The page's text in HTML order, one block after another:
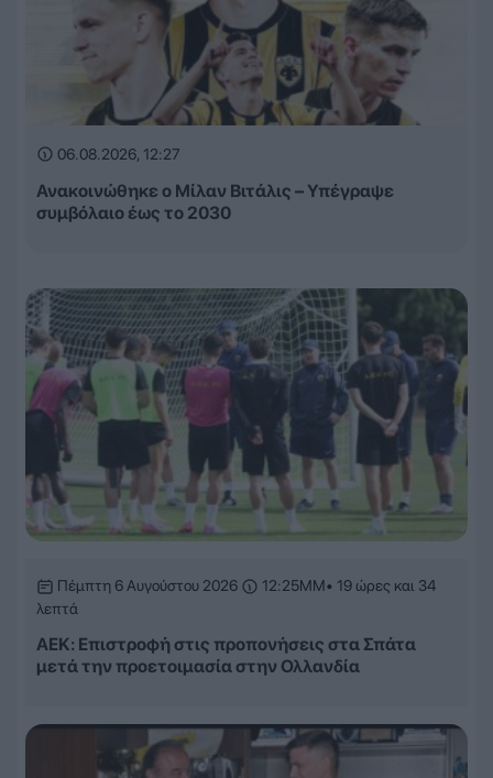
06.08.2026, 12:27
Ανακοινώθηκε ο Μίλαν Βιτάλις – Υπέγραψε
συμβόλαιο έως το 2030
Πέμπτη 6 Αυγούστου 2026 12:25ΜΜ• 19 ώρες και 34
λεπτά
ΑΕΚ: Επιστροφή στις προπονήσεις στα Σπάτα
μετά την προετοιμασία στην Ολλανδία